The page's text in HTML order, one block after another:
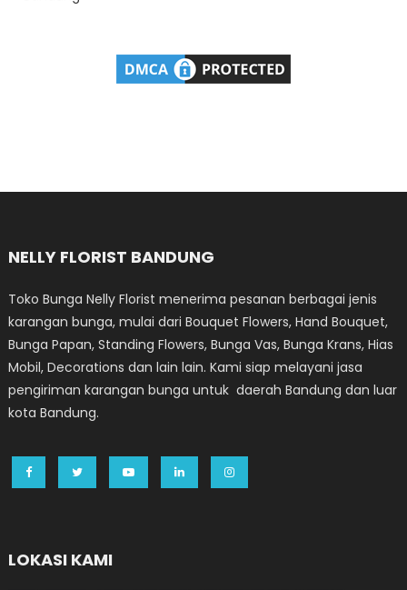
NELLY FLORIST BANDUNG
Toko Bunga Nelly Florist menerima pesanan berbagai jenis
karangan bunga, mulai dari Bouquet Flowers, Hand Bouquet,
Bunga Papan, Standing Flowers, Bunga Vas, Bunga Krans, Hias
Mobil, Decorations dan lain lain. Kami siap melayani jasa
pengiriman karangan bunga untuk daerah Bandung dan luar
kota Bandung.
LOKASI KAMI